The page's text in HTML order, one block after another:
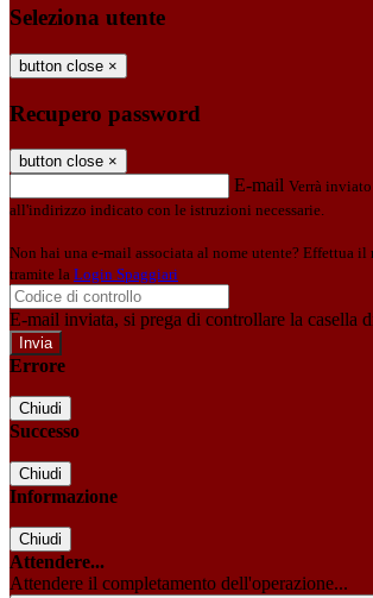
Seleziona utente
button close ×
Recupero password
button close ×
E-mail Verrà
all'indirizzo indicato con le istruzioni necessarie.
Non hai una e-mail associata al nome utente? Effettua il
tramite la Login Spaggiari
E-mail inviata, si prega di controllare la casella
Errore
Chiudi
Successo
Chiudi
Informazione
Chiudi
Attendere...
Attendere il completamento dell'operazione...